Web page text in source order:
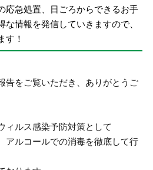
応急処置、日ごろからできるお手
な情報を発信していきますので、
す！
告をご覧いただき、ありがとうご
ィルス感染予防対策として
アルコールでの消毒を徹底して行